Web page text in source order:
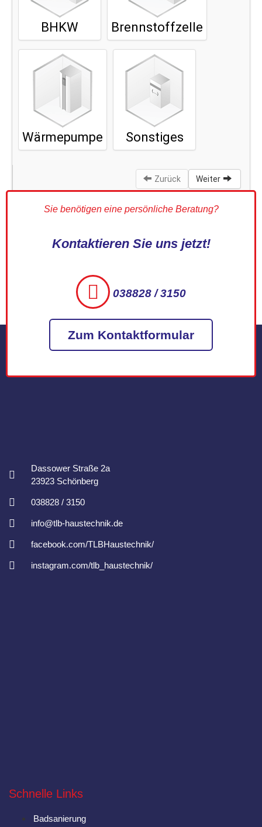
Sie benötigen eine persönliche Beratung?
Kontaktieren Sie uns jetzt!
038828 / 3150
Zum Kontaktformular
Dassower Straße 2a
23923 Schönberg
038828 / 3150
info@tlb-haustechnik.de
facebook.com/TLBHaustechnik/
instagram.com/tlb_haustechnik/
Schnelle Links
Badsanierung